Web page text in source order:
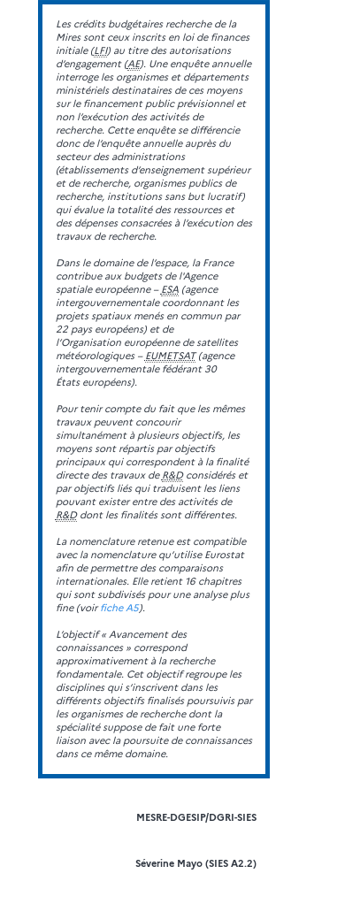
Les crédits budgétaires recherche de la
Mires sont ceux inscrits en loi de finances
initiale (LFI) au titre des autorisations
d’engagement (AE). Une enquête annuelle
interroge les organismes et départements
ministériels destinataires de ces moyens
sur le financement public prévisionnel et
non l’exécution des activités de
recherche. Cette enquête se différencie
donc de l’enquête annuelle auprès du
secteur des administrations
(établissements d’enseignement supérieur
et de recherche, organismes publics de
recherche, institutions sans but lucratif)
qui évalue la totalité des ressources et
des dépenses consacrées à l’exécution des
travaux de recherche.
Dans le domaine de l’espace, la France
contribue aux budgets de l'Agence
spatiale européenne – ESA(agence
intergouvernementale coordonnant les
projets spatiaux menés en commun par
22 pays européens) et de
l’Organisation européenne de satellites
météorologiques – EUMETSAT(agence
intergouvernementale fédérant 30
États européens).
Pour tenir compte du fait que les mêmes
travaux peuvent concourir
simultanément à plusieurs objectifs, les
moyens sont répartis par objectifs
principaux qui correspondent à la finalité
directe des travaux de R&Dconsidérés et
par objectifs liés qui traduisent les liens
pouvant exister entre des activités de
R&Ddont les finalités sont différentes.
La nomenclature retenue est compatible
avec la nomenclature qu’utilise Eurostat
afin de permettre des comparaisons
internationales. Elle retient 16 chapitres
qui sont subdivisés pour une analyse plus
fine (voirfiche A5).
L’objectif « Avancement des
connaissances » correspond
approximativement à la recherche
fondamentale. Cet objectif regroupe les
disciplines qui s’inscrivent dans les
différents objectifs finalisés poursuivis par
les organismes de recherche dont la
spécialité suppose de fait une forte
liaison avec la poursuite de connaissances
dans ce même domaine.
MESRE-DGESIP/DGRI-SIES
Séverine Mayo (SIES A2.2)